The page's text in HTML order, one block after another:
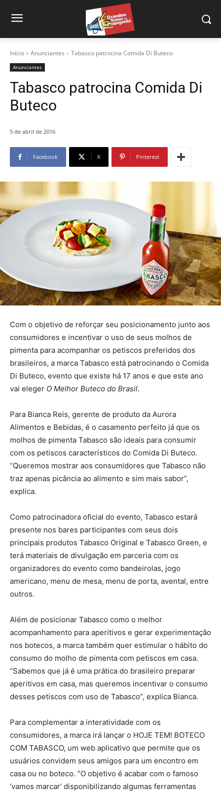
Início Anunciantes Tabasco patrocina Comida Di Buteco
Anunciantes
Tabasco patrocina Comida Di
Buteco
5 de abril de 2016
Facebook X Pinterest
Com o objetivo de reforçar seu posicionamento junto aos
consumidores e incentivar o uso de seus molhos de
pimenta para acompanhar os petiscos preferidos dos
brasileiros, a marca Tabasco está patrocinando o Comida
Di Buteco, evento que existe há 17 anos e que este ano
vai eleger O Melhor Buteco do Brasil.
Para Bianca Reis, gerente de produto da Aurora
Alimentos e Bebidas, é o casamento perfeito já que os
molhos de pimenta Tabasco são ideais para consumir
com os petiscos característicos do Comida Di Buteco.
“Queremos mostrar aos consumidores que Tabasco não
traz apenas picância ao alimento e sim mais sabor”,
explica.
Como patrocinadora oficial do evento, Tabasco estará
presente nos bares participantes com seus dois
principais produtos Tabasco Original e Tabasco Green, e
terá materiais de divulgação em parceria com os
organizadores do evento como bandeirolas, jogo
americano, menu de mesa, menu de porta, avental, entre
outros.
Além de posicionar Tabasco como o melhor
acompanhamento para aperitivos e gerar experimentação
nos botecos, a marca também quer estimular o hábito do
consumo do molho de pimenta com petiscos em casa.
“Sabemos que já é uma prática do brasileiro preparar
aperitivos em casa, mas queremos incentivar o consumo
desses petiscos com uso de Tabasco”, explica Bianca.
Para complementar a interatividade com os
consumidores, a marca irá lançar o HOJE TEM! BOTECO
COM TABASCO, um web aplicativo que permite que os
usuários convidem seus amigos para um encontro em
casa ou no boteco. “O objetivo é acabar com o famoso
‘vamos marcar’ disponibilizando algumas ferramentas